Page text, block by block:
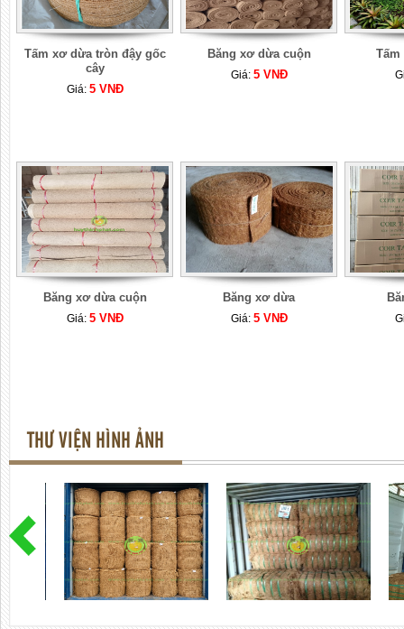
Tấm xơ dừa tròn đậy gốc
cây
Giá: 5 VNĐ
Băng xơ dừa cuộn
Giá: 5 VNĐ
Băng xơ dừa cuộn
Giá: 5 VNĐ
Băng xơ dừa
Giá: 5 VNĐ
THƯ VIỆN HÌNH ẢNH